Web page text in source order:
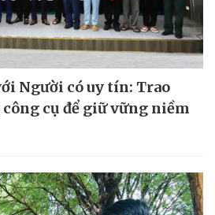
Người có uy tín: Trao
cụ để giữ vững niềm